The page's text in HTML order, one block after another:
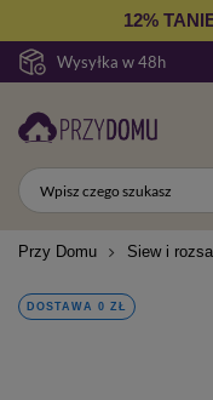
Wysyłka w 48h
12%
Przy Domu Siew i
DOSTAWA 0 ZŁ